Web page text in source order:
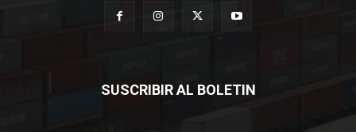
SUSCRIBIR AL BOLETIN